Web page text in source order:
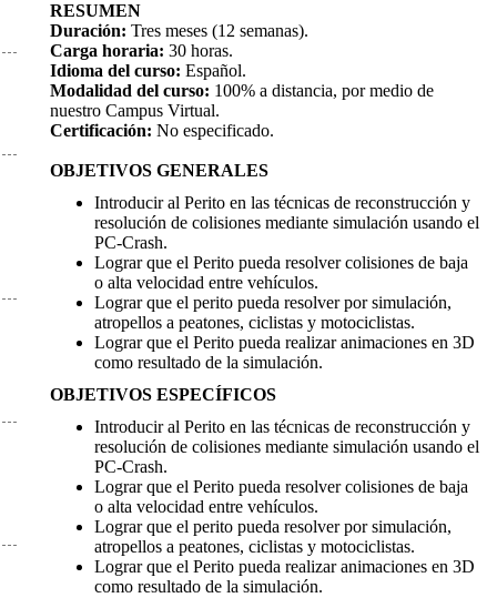
RESUMEN
Duración: Tres meses (12 semanas).
Carga horaria: 30 horas.
Idioma del curso: Español.
Modalidad del curso: 100% a distancia, por medio de
nuestro Campus Virtual.
Certificación: No especificado.
OBJETIVOS GENERALES
Introducir al Perito en las técnicas de reconstrucción y
resolución de colisiones mediante simulación usando el
PC-Crash.
Lograr que el Perito pueda resolver colisiones de baja
o alta velocidad entre vehículos.
Lograr que el perito pueda resolver por simulación,
atropellos a peatones, ciclistas y motociclistas.
Lograr que el Perito pueda realizar animaciones en 3D
como resultado de la simulación.
OBJETIVOS ESPECÍFICOS
Introducir al Perito en las técnicas de reconstrucción y
resolución de colisiones mediante simulación usando el
PC-Crash.
Lograr que el Perito pueda resolver colisiones de baja
o alta velocidad entre vehículos.
Lograr que el perito pueda resolver por simulación,
atropellos a peatones, ciclistas y motociclistas.
Lograr que el Perito pueda realizar animaciones en 3D
como resultado de la simulación.